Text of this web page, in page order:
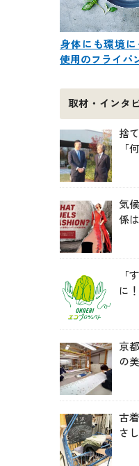
身体にも環境
使用のフライパ
取材・インタ
捨
「
気
係
「
に
京
の
古
さ